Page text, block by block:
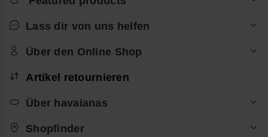
Lass dir von uns helfen
Über den Online Shop
Artikel retournieren
Über havaianas
Shopfinder